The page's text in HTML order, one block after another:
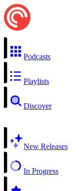
Podcasts
Playlists
Discover
New Releases
In Progress